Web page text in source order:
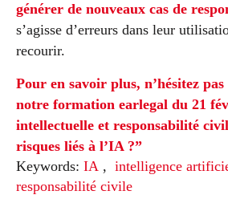
générer de nouveaux cas de
s’agisse d’erreurs dans leur
recourir.
Pour en savoir plus, n’hésitez
notre formation earlegal du 21
intellectuelle et responsabilité
risques liés à l’IA ?”
Keywords: IA , intelligence
responsabilité civile